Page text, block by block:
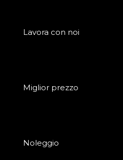
Lavora con noi
Miglior prezzo
Noleggio